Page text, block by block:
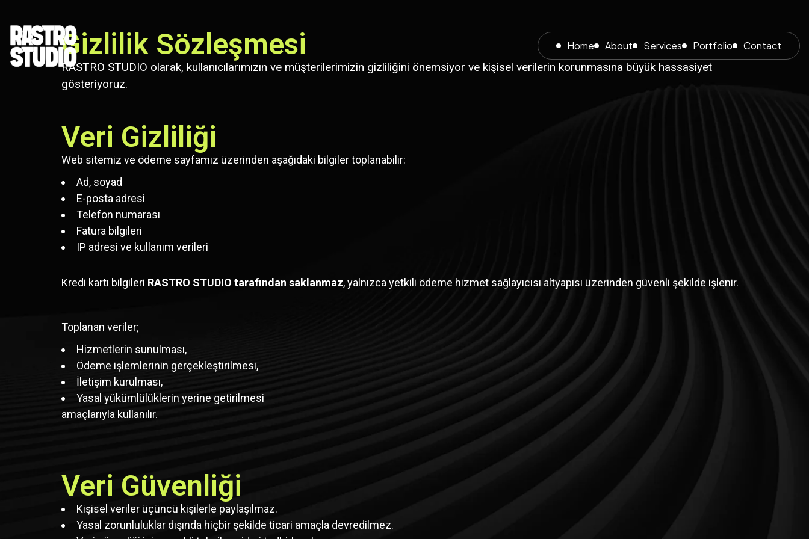
Home About Services Portfolio Contact
Gizlilik Sözleşmesi
RASTRO STUDIO olarak, kullanıcılarımızın ve müşterilerimizin gizliliğini önemsiyor ve kişisel verilerin korunmasına büyük hassasiyet
gösteriyoruz.
Veri Gizliliği
Web sitemiz ve ödeme sayfamız üzerinden aşağıdaki bilgiler toplanabilir:
Ad, soyad
E-posta adresi
Telefon numarası
Fatura bilgileri
IP adresi ve kullanım verileri
Kredi kartı bilgileri RASTRO STUDIO tarafından saklanmaz, yalnızca yetkili ödeme hizmet sağlayıcısı altyapısı üzerinden güvenli şekilde işlenir.
Toplanan veriler;
Hizmetlerin sunulması,
Ödeme işlemlerinin gerçekleştirilmesi,
İletişim kurulması,
Yasal yükümlülüklerin yerine getirilmesi
amaçlarıyla kullanılır.
Veri Güvenliği
Kişisel veriler üçüncü kişilerle paylaşılmaz.
Yasal zorunluluklar dışında hiçbir şekilde ticari amaçla devredilmez.